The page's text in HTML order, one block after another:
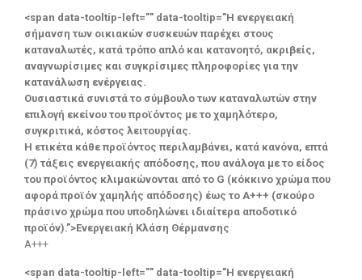
<span data-tooltip-left="" data-tooltip="Η ενεργειακή
σήμανση των οικιακών συσκευών παρέχει στους
καταναλωτές, κατά τρόπο απλό και κατανοητό, ακριβείς,
αναγνωρίσιμες και συγκρίσιμες πληροφορίες για την
κατανάλωση ενέργειας.
Ουσιαστικά συνιστά το σύμβουλο των καταναλωτών στην
επιλογή εκείνου του προϊόντος με το χαμηλότερο,
συγκριτικά, κόστος λειτουργίας.
Η ετικέτα κάθε προϊόντος περιλαμβάνει, κατά κανόνα, επτά
(7) τάξεις ενεργειακής απόδοσης, που ανάλογα με το είδος
του προϊόντος κλιμακώνονται από το G (κόκκινο χρώμα που
αφορά προϊόν χαμηλής απόδοσης) έως το Α+++ (σκούρο
πράσινο χρώμα που υποδηλώνει ιδιαίτερα αποδοτικό
προϊόν).”>Ενεργειακή Κλάση Θέρμανσης
A+++
<span data-tooltip-left="" data-tooltip="Η ενεργειακή